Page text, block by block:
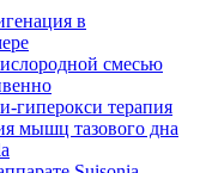
в
смесью
гиперокси терапия
мышц тазового дна